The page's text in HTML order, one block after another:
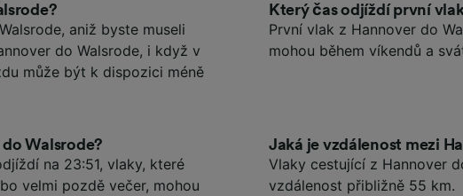
aniž byste museli
do Walsrode, i když v
může být k dispozici méně
Který čas odjíždí první
První vlak z Hannover do
mohou během víkendů a
Walsrode?
na 23:51, vlaky, které
velmi pozdě večer, mohou
Jaká je vzdálenost mezi
Vlaky cestující z Hannover
vzdálenost přibližně 55 km.